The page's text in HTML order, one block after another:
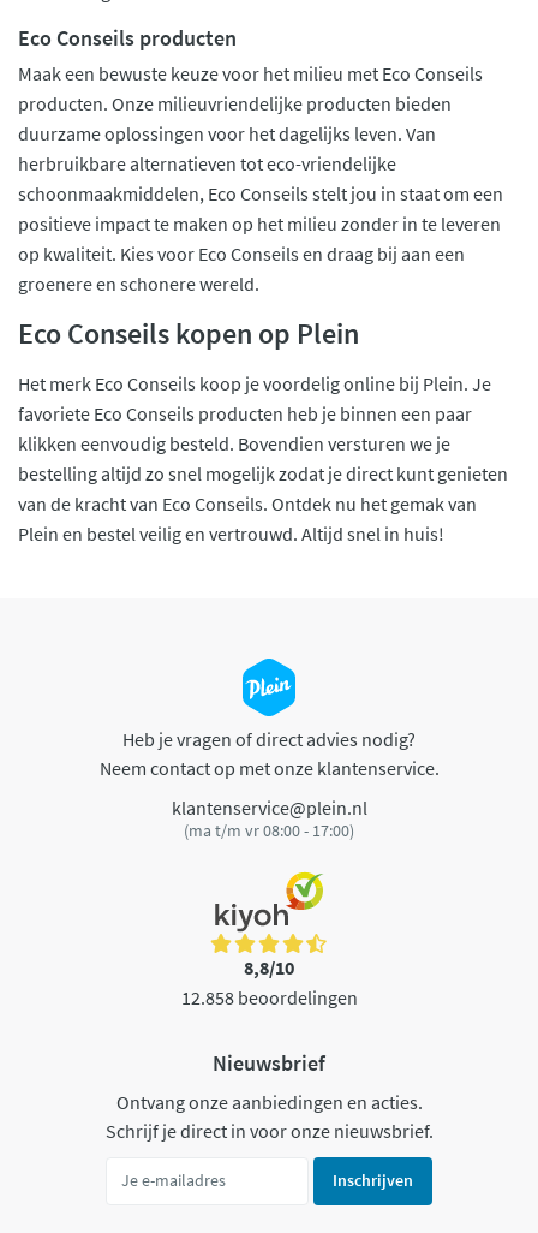
Eco Conseils producten
Maak een bewuste keuze voor het milieu met Eco Conseils
producten. Onze milieuvriendelijke producten bieden
duurzame oplossingen voor het dagelijks leven. Van
herbruikbare alternatieven tot eco-vriendelijke
schoonmaakmiddelen, Eco Conseils stelt jou in staat om een
positieve impact te maken op het milieu zonder in te leveren
op kwaliteit. Kies voor Eco Conseils en draag bij aan een
groenere en schonere wereld.
Eco Conseils kopen op Plein
Het merk Eco Conseils koop je voordelig online bij Plein. Je
favoriete Eco Conseils producten heb je binnen een paar
klikken eenvoudig besteld. Bovendien versturen we je
bestelling altijd zo snel mogelijk zodat je direct kunt genieten
van de kracht van Eco Conseils. Ontdek nu het gemak van
Plein en bestel veilig en vertrouwd. Altijd snel in huis!
Heb je vragen of direct advies nodig?
Neem contact op met onze klantenservice.
klantenservice@plein.nl
(ma t/m vr 08:00 - 17:00)
8,8/10
12.858 beoordelingen
Nieuwsbrief
Ontvang onze aanbiedingen en acties.
Schrijf je direct in voor onze nieuwsbrief.
Inschrijven